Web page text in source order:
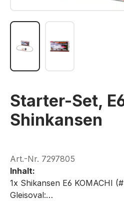
Starter-Set,
Shinkansen
Art.-Nr. 7297805
Inhalt:
1x Shikansen E6 KOMACHI
Gleisoval: